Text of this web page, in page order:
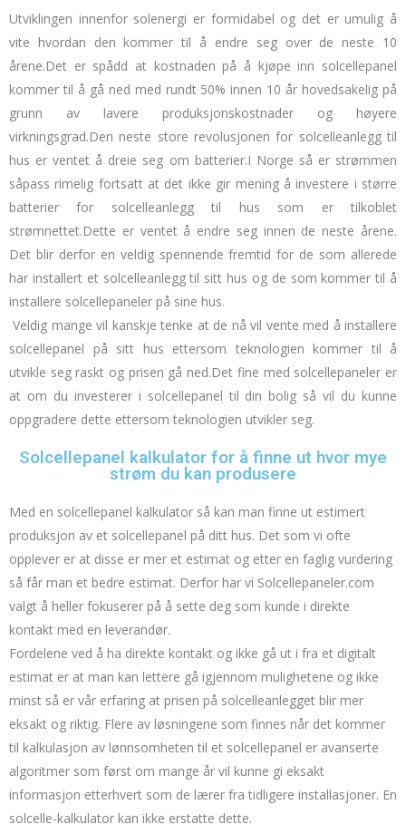
Utviklingen innenfor solenergi er formidabel og det er umulig å
vite hvordan den kommer til å endre seg over de neste 10
årene.Det er spådd at kostnaden på å kjøpe inn solcellepanel
kommer til å gå ned med rundt 50% innen 10 år hovedsakelig på
grunn av lavere produksjonskostnader og høyere
virkningsgrad.Den neste store revolusjonen for solcelleanlegg til
hus er ventet å dreie seg om batterier.I Norge så er strømmen
såpass rimelig fortsatt at det ikke gir mening å investere i større
batterier for solcelleanlegg til hus som er tilkoblet
strømnettet.Dette er ventet å endre seg innen de neste årene.
Det blir derfor en veldig spennende fremtid for de som allerede
har installert et solcelleanlegg til sitt hus og de som kommer til å
installere solcellepaneler på sine hus.
Veldig mange vil kanskje tenke at de nå vil vente med å installere
solcellepanel på sitt hus ettersom teknologien kommer til å
utvikle seg raskt og prisen gå ned.Det fine med solcellepaneler er
at om du investerer i solcellepanel til din bolig så vil du kunne
oppgradere dette ettersom teknologien utvikler seg.
Solcellepanel kalkulator for å finne ut hvor mye
strøm du kan produsere
Med en solcellepanel kalkulator så kan man finne ut estimert
produksjon av et solcellepanel på ditt hus. Det som vi ofte
opplever er at disse er mer et estimat og etter en faglig vurdering
så får man et bedre estimat. Derfor har vi Solcellepaneler.com
valgt å heller fokuserer på å sette deg som kunde i direkte
kontakt med en leverandør.
Fordelene ved å ha direkte kontakt og ikke gå ut i fra et digitalt
estimat er at man kan lettere gå igjennom mulighetene og ikke
minst så er vår erfaring at prisen på solcelleanlegget blir mer
eksakt og riktig. Flere av løsningene som finnes når det kommer
til kalkulasjon av lønnsomheten til et solcellepanel er avanserte
algoritmer som først om mange år vil kunne gi eksakt
informasjon etterhvert som de lærer fra tidligere installasjoner. En
solcelle-kalkulator kan ikke erstatte dette.